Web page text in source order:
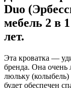
Duo
мебель 2 в
лет.
Эта кроватка —
бренда. Она очень
люльку
будет обеспечен